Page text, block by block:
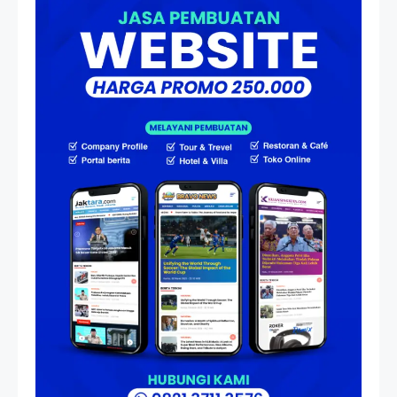
Menjadi Nakhoda PPU
Artikel
HP Dopod U1000, Laptop Mini
yang Mendahului Zaman
Sebelum Era iPhone dan
Smartphone
Resonansi
Seri 1: Republik Karang
Kedempel, Lahirnya Politik
Non-Blok ke Go-Blok!
Artikel
Menelusuri Akar Sejarah Ulang
Tahun PPU, Pertentangan
Bulan Peringatan vs
Pengesahan UU 7/2002